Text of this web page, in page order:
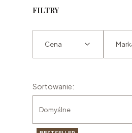
FILTRY
Cena
Lista
Sortowanie:
Domyślne